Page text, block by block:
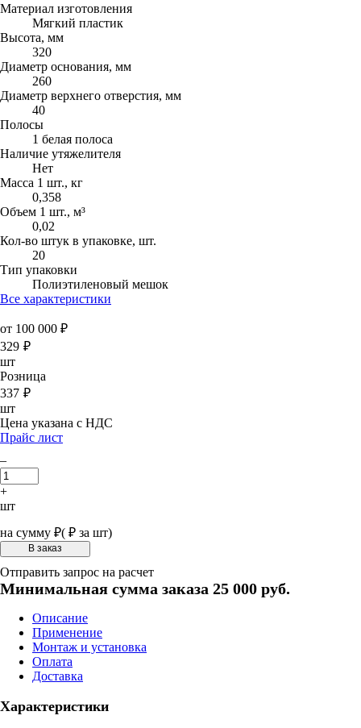
Материал изготовления
Мягкий пластик
Высота, мм
320
Диаметр основания, мм
260
Диаметр верхнего отверстия, мм
40
Полосы
1 белая полоса
Наличие утяжелителя
Нет
Масса 1 шт., кг
0,358
Объем 1 шт., м³
0,02
Кол-во штук в упаковке, шт.
20
Тип упаковки
Полиэтиленовый мешок
Все характеристики
от 100 000 ₽
329 ₽
шт
Розница
337 ₽
шт
Цена указана с НДС
Прайс лист
–
+
шт
на сумму ₽( ₽ за шт)
Отправить запрос на расчет
Минимальная сумма заказа 25 000 руб.
Описание
Применение
Монтаж и установка
Оплата
Доставка
Характеристики